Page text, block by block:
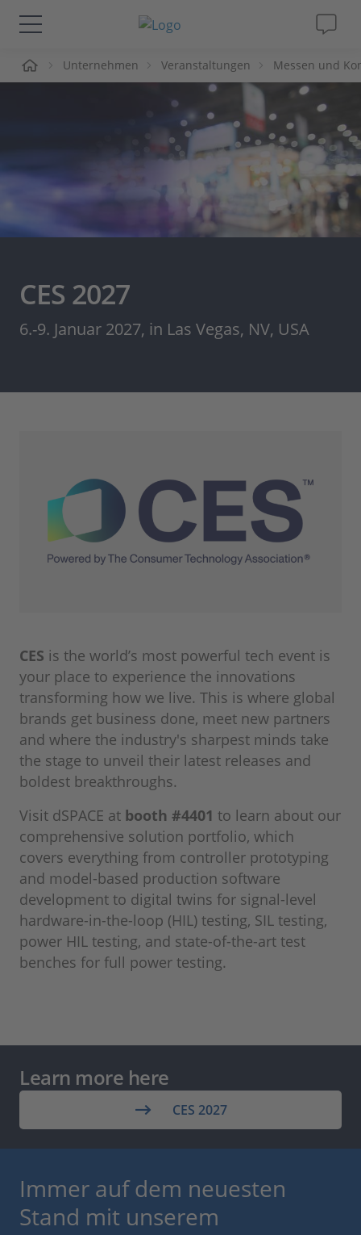
Lösungen & Produkte
Karriere
Unternehmen Veranstaltungen Messen und
CES 2027
6.-9. Januar 2027, in Las Vegas, NV, USA
CES is the world’s most powerful tech event is
your place to experience the innovations
transforming how we live. This is where global
brands get business done, meet new partners
and where the industry's sharpest minds take
the stage to unveil their latest releases and
boldest breakthroughs.
Visit dSPACE at booth #4401 to learn about our
comprehensive solution portfolio, which
covers everything from controller prototyping
and model-based production software
development to digital twins for signal-level
hardware-in-the-loop (HIL) testing, SIL testing,
power HIL testing, and state-of-the-art test
benches for full power testing.
Learn more here
CES 2027
Immer auf dem neuesten
Stand mit unserem